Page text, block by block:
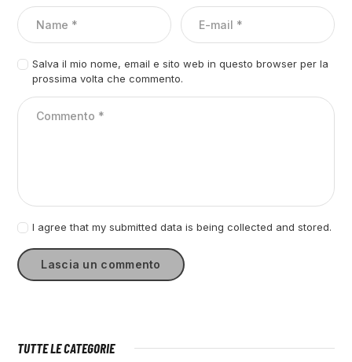
Salva il mio nome, email e sito web in questo browser per la
prossima volta che commento.
I agree that my submitted data is being collected and stored.
TUTTE LE CATEGORIE